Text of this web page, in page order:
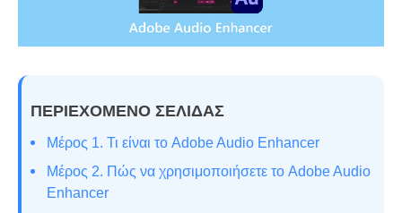
ΠΕΡΙΕΧΟΜΕΝΟ ΣΕΛΙΔΑΣ
Μέρος 1. Τι είναι το Adobe Audio Enhancer
Μέρος 2. Πώς να χρησιμοποιήσετε το Adobe Audio
Enhancer